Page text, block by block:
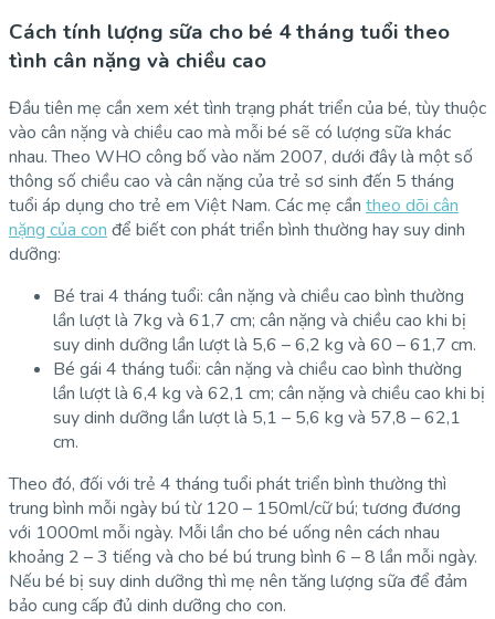
Cách tính lượng sữa cho bé 4 tháng tuổi theo
tình cân nặng và chiều cao
Đầu tiên mẹ cần xem xét tình trạng phát triển của bé, tùy thuộc
vào cân nặng và chiều cao mà mỗi bé sẽ có lượng sữa khác
nhau. Theo WHO công bố vào năm 2007, dưới đây là một số
thông số chiều cao và cân nặng của trẻ sơ sinh đến 5 tháng
tuổi áp dụng cho trẻ em Việt Nam. Các mẹ cần theo dõi cân
nặng của con để biết con phát triển bình thường hay suy dinh
dưỡng:
Bé trai 4 tháng tuổi: cân nặng và chiều cao bình thường
lần lượt là 7kg và 61,7 cm; cân nặng và chiều cao khi bị
suy dinh dưỡng lần lượt là 5,6 – 6,2 kg và 60 – 61,7 cm.
Bé gái 4 tháng tuổi: cân nặng và chiều cao bình thường
lần lượt là 6,4 kg và 62,1 cm; cân nặng và chiều cao khi bị
suy dinh dưỡng lần lượt là 5,1 – 5,6 kg và 57,8 – 62,1
cm.
Theo đó, đối với trẻ 4 tháng tuổi phát triển bình thường thì
trung bình mỗi ngày bú từ 120 – 150ml/cữ bú; tương đương
với 1000ml mỗi ngày. Mỗi lần cho bé uống nên cách nhau
khoảng 2 – 3 tiếng và cho bé bú trung bình 6 – 8 lần mỗi ngày.
Nếu bé bị suy dinh dưỡng thì mẹ nên tăng lượng sữa để đảm
bảo cung cấp đủ dinh dưỡng cho con.